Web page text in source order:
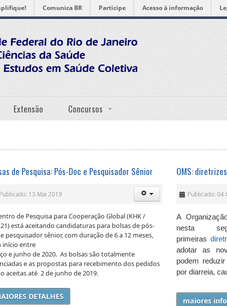
Comunica BR Participe Acesso à informação
Extensão Concursos
de Pesquisa: Pós-Doc e Pesquisador Sênior
Publicado: 13 Mai 2019
de Pesquisa para Cooperação Global (KHK /
está aceitando candidaturas para bolsas de pós-
pesquisador sênior, com duração de 6 a 12 meses,
início entre
e junho de 2020. As bolsas são totalmente
e as propostas para recebimento dos pedidos
aceitas até 2 de junho de 2019.
DETALHES
OMS:
Publicado: 04
A
nesta
primeiras
adotar as
podem
por diarreia,
maiores